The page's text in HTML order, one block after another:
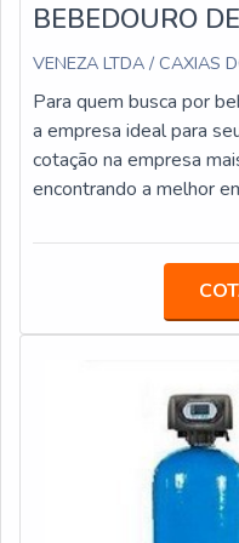
BEBEDOURO
VENEZA LTDA / CAXIAS
Para quem busca por
a empresa ideal para
cotação na empresa
encontrando a melhor
inox, com a Veneza
SOBRE BEBEDOURO
Filtros foca sua energia
realizadas as
geração, tudo para
com assertividade.Há
demonstrar
atuação. A Veneza